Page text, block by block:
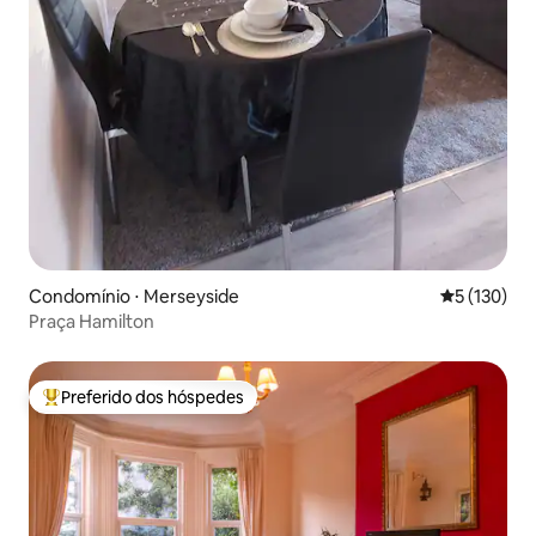
Condomínio ⋅ Merseyside 5 de uma
5 (130)
Praça Hamilton
Entre os melhores preferidos dos hóspedes
Preferido dos hóspedes